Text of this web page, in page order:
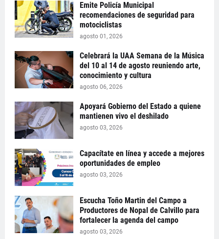
Emite Policía Municipal
recomendaciones de seguridad para
motociclistas
agosto 01, 2026
Celebrará la UAA Semana de la Música
del 10 al 14 de agosto reuniendo arte,
conocimiento y cultura
agosto 06, 2026
Apoyará Gobierno del Estado a quiene
mantienen vivo el deshilado
agosto 03, 2026
Capacítate en línea y accede a mejores
oportunidades de empleo
agosto 03, 2026
Escucha Toño Martin del Campo a
Productores de Nopal de Calvillo para
fortalecer la agenda del campo
agosto 03, 2026